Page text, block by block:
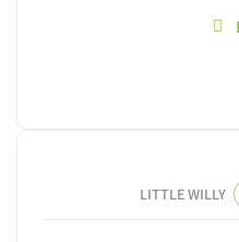
LITTLE WILLY